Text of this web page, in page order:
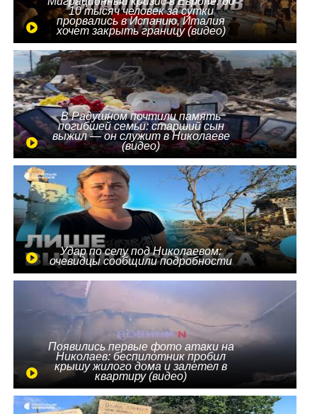
10 тысяч человек за сутки
прорвались в Испанию, Италия
хочет закрыть границу (видео)
В Радушном почтили память
погибшей семьи: старший сын
выжил — он служит в Николаеве
(видео)
Удар по селу под Николаевом:
очевидцы сообщили подробности
Появились первые фото атаки на
Николаев: беспилотник пробил
крышу жилого дома и залетел в
квартиру (видео)